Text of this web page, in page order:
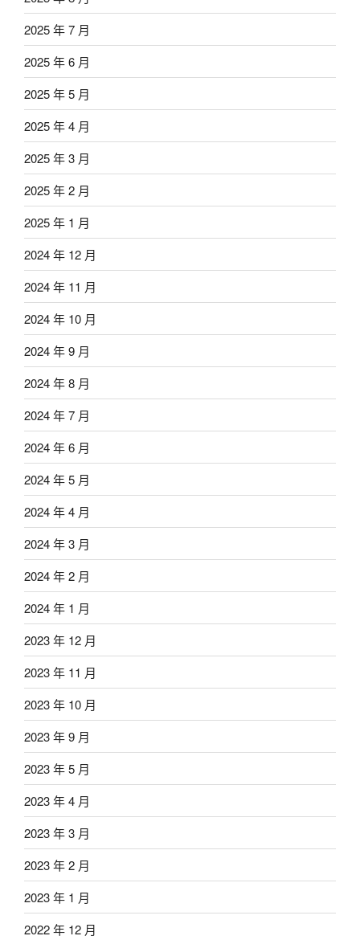
2025 年 7 月
2025 年 6 月
2025 年 5 月
2025 年 4 月
2025 年 3 月
2025 年 2 月
2025 年 1 月
2024 年 12 月
2024 年 11 月
2024 年 10 月
2024 年 9 月
2024 年 8 月
2024 年 7 月
2024 年 6 月
2024 年 5 月
2024 年 4 月
2024 年 3 月
2024 年 2 月
2024 年 1 月
2023 年 12 月
2023 年 11 月
2023 年 10 月
2023 年 9 月
2023 年 5 月
2023 年 4 月
2023 年 3 月
2023 年 2 月
2023 年 1 月
2022 年 12 月